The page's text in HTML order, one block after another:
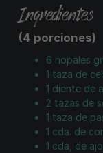
Ingredientes
(4 porciones)
6 nopales
1 taza de
1 diente de
2 tazas de
1 taza de
1 cda. de
1 cda, de